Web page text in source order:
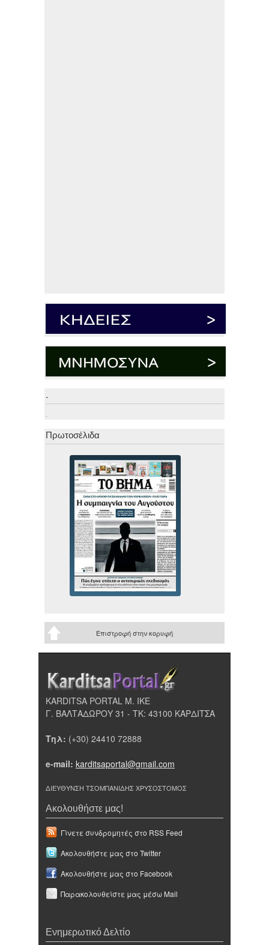
.
.
Πρωτοσέλιδα
Επιστροφή στην κορυφή
KARDITSA PORTAL Μ. ΙΚΕ
Γ. ΒΑΛΤΑΔΩΡΟΥ 31 - ΤΚ: 43100 ΚΑΡΔΙΤΣΑ
Τηλ: (+30) 24410 72888
e-mail: karditsaportal@gmail.com
ΔΙΕΥΘΥΝΣΗ ΤΣΟΜΠΑΝΙΔΗΣ ΧΡΥΣΟΣΤΟΜΟΣ
Ακολουθήστε μας!
Γίνετε συνδρομητές στο RSS Feed
Ακολουθήστε μας στο Twitter
Ακολουθήστε μας στο Facebook
Παρακολουθείστε μας μέσω Mail
Ενημερωτικό Δελτίο